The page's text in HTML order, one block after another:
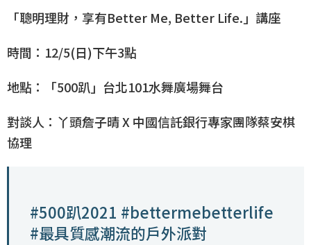
「聰明理財，享有Better Me, Better Life.」講座
時間：12/5(日)下午3點
地點：「500趴」台北101水舞廣場舞台
對談人：丫頭詹子晴 X 中國信託銀行專家團隊蔡安棋
協理
#500趴2021 #bettermebetterlife
#最具質感潮流的戶外派對